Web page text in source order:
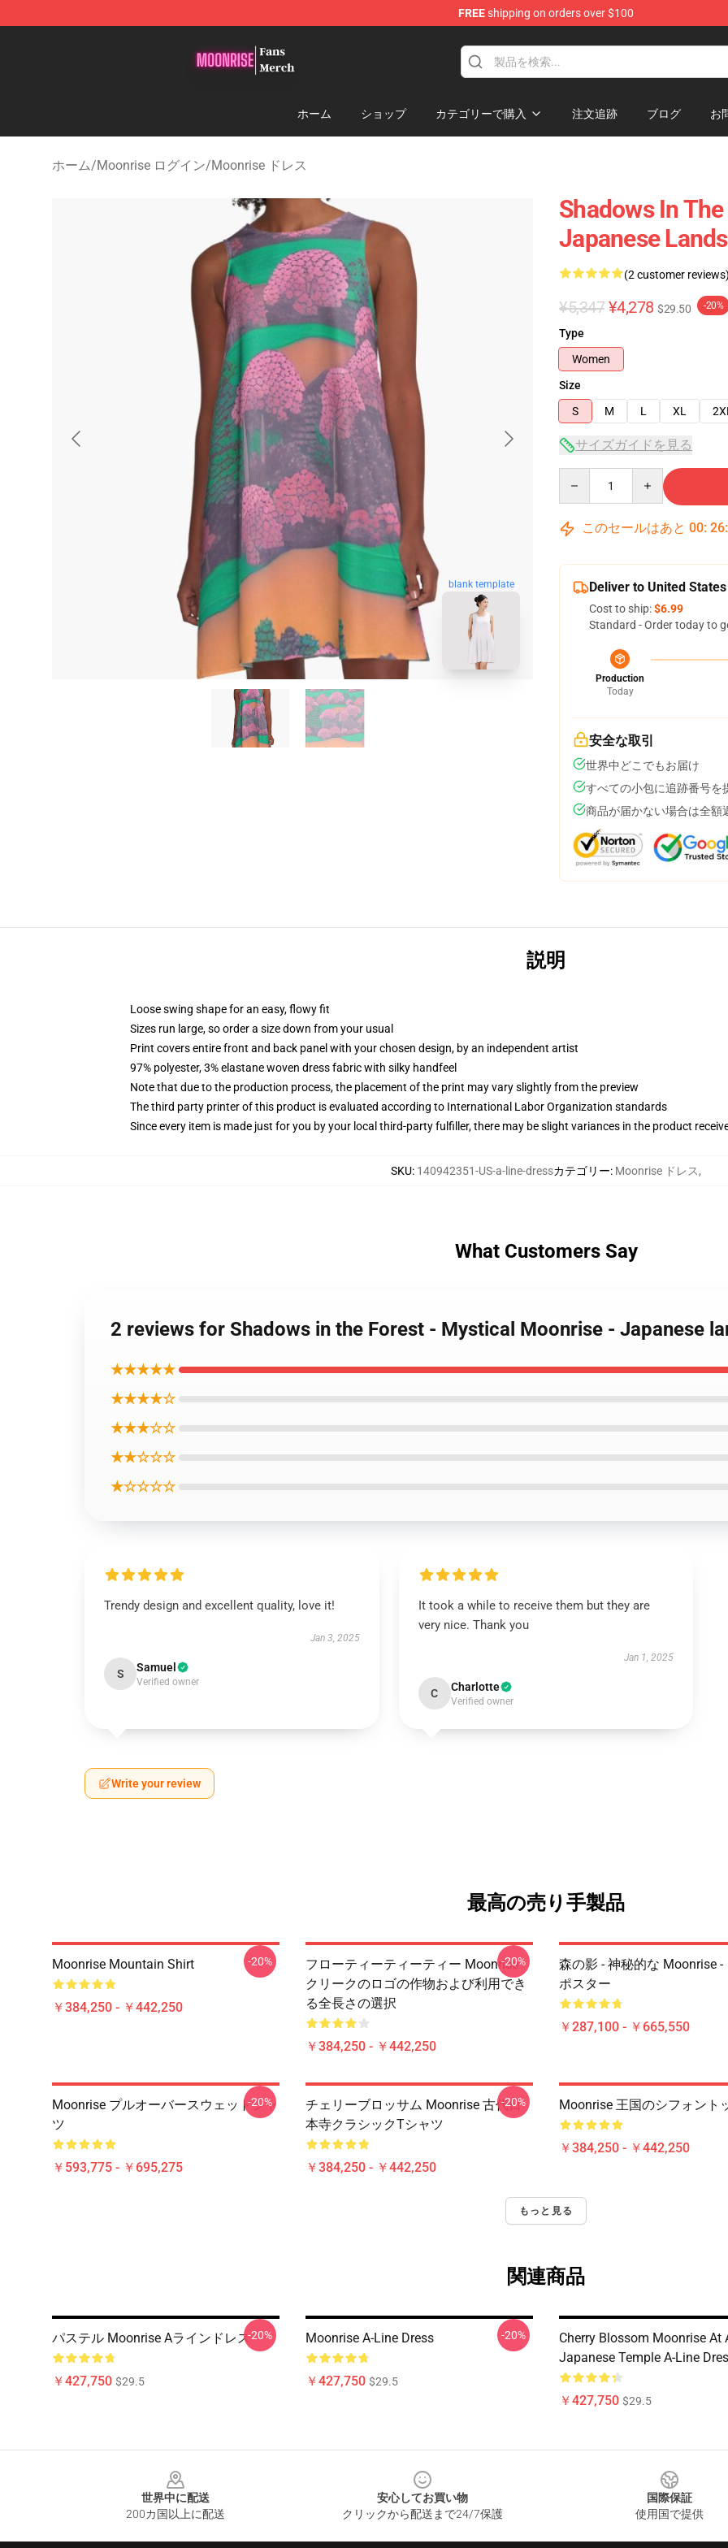
FREEshipping on orders over $100
ホーム ショップ カテゴリーで購入 注文追跡 ブログ お
ホーム/Moonrise ログイン/Moonrise ドレス
blank template
Shadows In
Japanese
(2 customer reviews)
¥5,347 ¥4,278 $29.50 -20%
Type
Women
Size
S
M L XL 2XL
サイズガイドを見る
このセールはあと 00: 26:
Deliver to United States
Cost to ship:$6.99
Standard - Order today to
Production
Today
安全な取引
世界中どこでもお届け
すべての小包に追跡番号を
商品が届かない場合は全額
説明
Loose swing shape for an easy, flowy fit
Sizes run large, so order a size down from your usual
Print covers entire front and back panel with your chosen design, by an independent artist
97% polyester, 3% elastane woven dress fabric with silky handfeel
Note that due to the production process, the placement of the print may vary slightly from the preview
The third party printer of this product is evaluated according to International Labor Organization standards
Since every item is made just for you by your local third-party fulfiller, there may be slight variances in the product
SKU: 140942351-US-a-line-dressカテゴリー: Moonrise ドレス,
What Customers Say
2 reviews for Shadows in the Forest - Mystical Moonrise - Japanese
★★★★★
★★★★☆
★★★☆☆
★★☆☆☆
★☆☆☆☆
Trendy design and excellent quality, love it!
Jan 3, 2025
S Samuel
Verified owner
It took a while to receive them but they are
very nice. Thank you
Jan 1, 2025
C Charlotte
Verified owner
Write your review
最高の売り手製品
Moonrise Mountain Shirt
￥384,250 - ￥442,250
-20%
フローティーティーティー Moonrise
クリークのロゴの作物および利用でき
る全長さの選択
￥384,250 - ￥442,250
-20%
森の影 - 神秘的な Moonrise -
ポスター
￥287,100 - ￥665,550
Moonrise プルオーバースウェットシャ
ツ
￥593,775 - ￥695,275
-20%
チェリーブロッサム Moonrise 古代日
本寺クラシックTシャツ
￥384,250 - ￥442,250
-20% Moonrise 王国のシフォント
￥384,250 - ￥442,250
もっと見る
関連商品
パステル Moonrise Aラインドレス
￥427,750 $29.5
-20% Moonrise A-Line Dress
￥427,750 $29.5
-20%
Cherry Blossom Moonrise At
Japanese Temple A-Line
￥427,750 $29.5
世界中に配送
200カ国以上に配送
安心してお買い物
クリックから配送まで24/7保護
国際保証
使用国で提供